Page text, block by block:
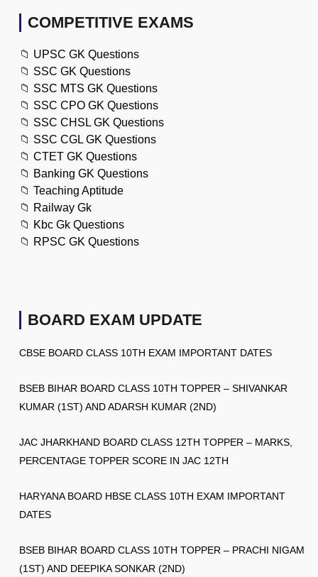
COMPETITIVE EXAMS
📁 UPSC GK Questions
📁 SSC GK Questions
📁 SSC MTS GK Questions
📁 SSC CPO GK Questions
📁 SSC CHSL GK Questions
📁 SSC CGL GK Questions
📁 CTET GK Questions
📁 Banking GK Questions
📁 Teaching Aptitude
📁 Railway Gk
📁 Kbc Gk Questions
📁 RPSC GK Questions
BOARD EXAM UPDATE
CBSE BOARD CLASS 10TH EXAM IMPORTANT DATES
BSEB BIHAR BOARD CLASS 10TH TOPPER – SHIVANKAR
KUMAR (1ST) AND ADARSH KUMAR (2ND)
JAC JHARKHAND BOARD CLASS 12TH TOPPER – MARKS,
PERCENTAGE TOPPER SCORE IN JAC 12TH
HARYANA BOARD HBSE CLASS 10TH EXAM IMPORTANT
DATES
BSEB BIHAR BOARD CLASS 10TH TOPPER – PRACHI NIGAM
(1ST) AND DEEPIKA SONKAR (2ND)